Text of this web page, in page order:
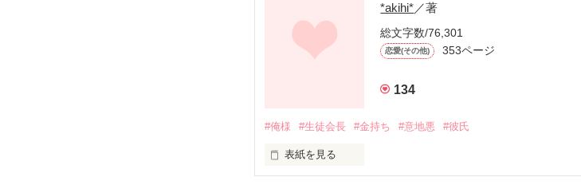
********************
start2009・08・25
というか・・・嫌いだった。
でも、あなたのプレーを見たあの日
*akihi*／著
総文字数/76,301
恋愛(その他) 353ページ
134
#俺様 #生徒会長 #金持ち #意地悪 #彼氏
表紙を見る